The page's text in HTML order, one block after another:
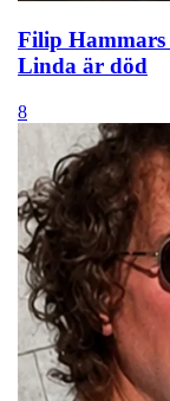
Filip Hammars
Linda är död
8